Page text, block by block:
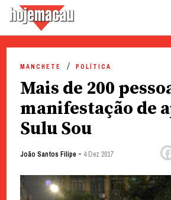
content
MANCHETE POLÍTICA
Mais de 200
manifestação de
Sulu Sou
João Santos Filipe - 4 Dez 2017